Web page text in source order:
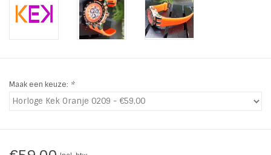
SALE
Maak een keuze: *